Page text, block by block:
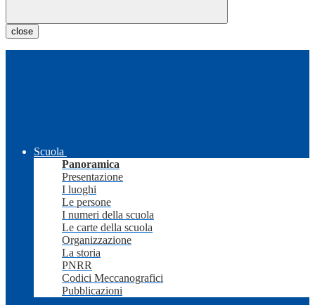
close
Scuola
Panoramica
Presentazione
I luoghi
Le persone
I numeri della scuola
Le carte della scuola
Organizzazione
La storia
PNRR
Codici Meccanografici
Pubblicazioni